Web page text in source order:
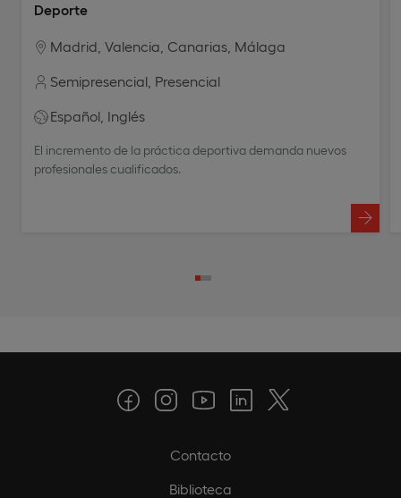
Deporte
Madrid Valencia Canarias Málaga
Semipresencial Presencial
Español Inglés
El incremento de la práctica deportiva demanda nuevos
profesionales cualificados.
Contacto
Biblioteca